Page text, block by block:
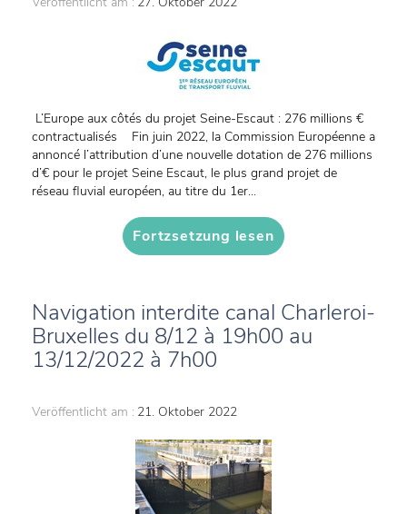
L’Europe aux côtés du projet Seine-Escaut : 276 millions €
contractualisés Fin juin 2022, la Commission Européenne a
annoncé l’attribution d’une nouvelle dotation de 276 millions
d’€ pour le projet Seine Escaut, le plus grand projet de
réseau fluvial européen, au titre du 1er...
Fortzsetzung lesen
Navigation interdite canal Charleroi-
Bruxelles du 8/12 à 19h00 au
13/12/2022 à 7h00
Veröffentlicht am : 21. Oktober 2022